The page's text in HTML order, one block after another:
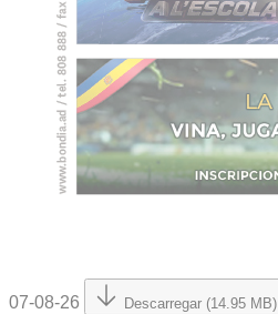
07-08-26 Descarregar (14.95 MB)